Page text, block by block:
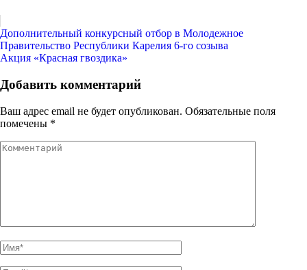
Навигация
по
Дополнительный конкурсный отбор в Молодежное
Правительство Республики Карелия 6-го созыва
Акция «Красная гвоздика»
Добавить комментарий
Ваш адрес email не будет опубликован. Обязательные поля
помечены *
Комментарий
Имя*